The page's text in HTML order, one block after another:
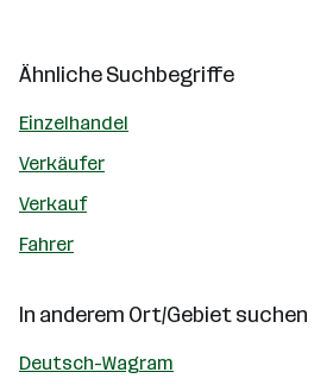
Ähnliche Suchbegriffe
Einzelhandel
Verkäufer
Verkauf
Fahrer
In anderem Ort/Gebiet suchen
Deutsch-Wagram